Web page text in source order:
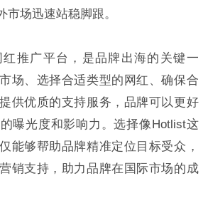
市场迅速站稳脚跟。
推广平台，是品牌出海的关键一
场、选择合适类型的网红、确保合
供优质的支持服务，品牌可以更好
曝光度和影响力。选择像Hotlist这
能够帮助品牌精准定位目标受众，
销支持，助力品牌在国际市场的成